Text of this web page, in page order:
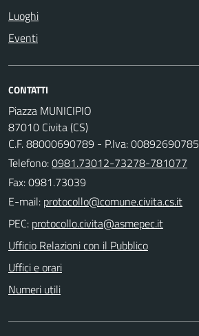
Luoghi
Eventi
CONTATTI
Piazza MUNICIPIO
87010 Civita (CS)
C.F. 88000690789 - P.Iva: 00892690785
Telefono:0981.73012-73278-781077
Fax: 0981.73039
E-mail:
PEC:
Ufficio Relazioni con il Pubblico
Uffici e orari
Numeri utili